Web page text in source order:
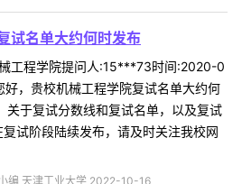
试名单大约何时发布
工程学院提问人:15***73时间:2020-0
，贵校机械工程学院复试名单大约何
关于复试分数线和复试名单，以及复试
试阶段陆续发布，请及时关注我校网
编 天津工业大学 2022-10-16